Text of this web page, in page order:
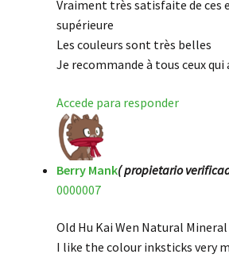
Vraiment très satisfaite de ces
supérieure
Les couleurs sont très belles
Je recommande à tous ceux
Accede para responder
Berry Mank( propietario
0000007
Old Hu Kai Wen Natural
I like the colour inksticks very